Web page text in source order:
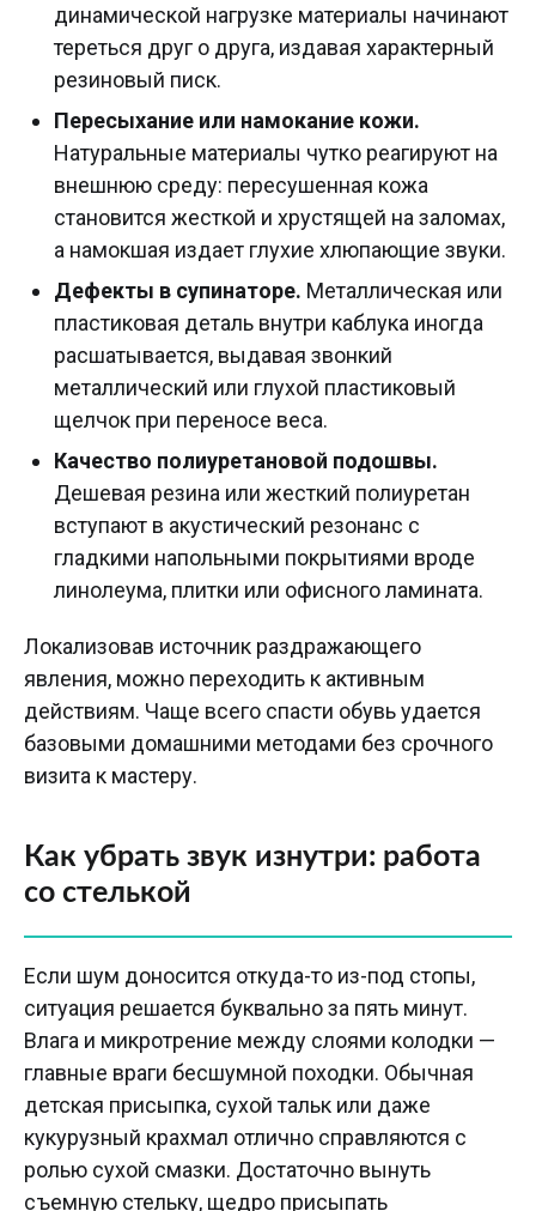
динамической нагрузке материалы начинают
тереться друг о друга, издавая характерный
резиновый писк.
Пересыхание или намокание кожи.
Натуральные материалы чутко реагируют на
внешнюю среду: пересушенная кожа
становится жесткой и хрустящей на заломах,
а намокшая издает глухие хлюпающие звуки.
Дефекты в супинаторе. Металлическая или
пластиковая деталь внутри каблука иногда
расшатывается, выдавая звонкий
металлический или глухой пластиковый
щелчок при переносе веса.
Качество полиуретановой подошвы.
Дешевая резина или жесткий полиуретан
вступают в акустический резонанс с
гладкими напольными покрытиями вроде
линолеума, плитки или офисного ламината.
Локализовав источник раздражающего
явления, можно переходить к активным
действиям. Чаще всего спасти обувь удается
базовыми домашними методами без срочного
визита к мастеру.
Как убрать звук изнутри: работа
со стелькой
Если шум доносится откуда-то из-под стопы,
ситуация решается буквально за пять минут.
Влага и микротрение между слоями колодки —
главные враги бесшумной походки. Обычная
детская присыпка, сухой тальк или даже
кукурузный крахмал отлично справляются с
ролью сухой смазки. Достаточно вынуть
съемную стельку, щедро присыпать